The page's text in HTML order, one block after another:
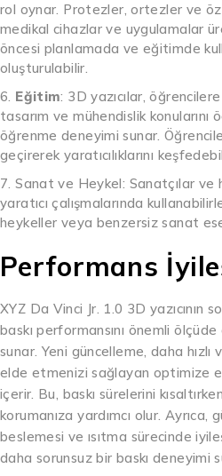
rol oynar. Protezler, ortezler ve
medikal cihazlar ve uygulamalar
öncesi planlamada ve eğitimde
oluşturulabilir.
Eğitim: 3D yazıcılar,
tasarım ve mühendislik
öğrenme deneyimi sunar.
geçirerek yaratıcılıklarını
Sanat ve Heykel: Sanatçılar ve
yaratıcı çalışmalarında
heykeller veya benzersiz sanat
Performans
XYZ Da Vinci Jr. 1.0 3D yazıcının
baskı performansını önemli
sunar. Yeni güncelleme, daha hızlı
elde etmenizi sağlayan optimize
içerir. Bu, baskı sürelerini
korumanıza yardımcı olur.
beslemesi ve ısıtma sürecinde
daha sorunsuz bir baskı deneyimi